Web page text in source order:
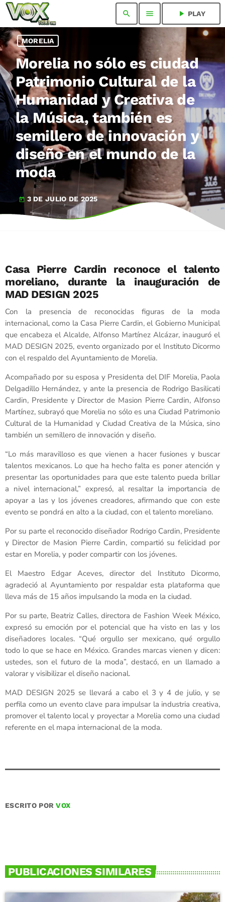
search menu play_arrow PLAY
MORELIA
Morelia no sólo es ciudad
Patrimonio Cultural de la
Humanidad y Creativa de
la Música, también es
semillero de innovación y
diseño en el mundo de la
moda
today 3 DE JULIO DE 2025
Casa Pierre Cardin reconoce el talento
moreliano, durante la inauguración de
MAD DESIGN 2025
Con la presencia de reconocidas figuras de la moda
internacional, como la Casa Pierre Cardin, el Gobierno Municipal
que encabeza el Alcalde, Alfonso Martínez Alcázar, inauguró el
MAD DESIGN 2025, evento organizado por el Instituto Dicormo
con el respaldo del Ayuntamiento de Morelia.
Acompañado por su esposa y Presidenta del DIF Morelia, Paola
Delgadillo Hernández, y ante la presencia de Rodrigo Basilicati
Cardin, Presidente y Director de Masion Pierre Cardin, Alfonso
Martínez, subrayó que Morelia no sólo es una Ciudad Patrimonio
Cultural de la Humanidad y Ciudad Creativa de la Música, sino
también un semillero de innovación y diseño.
“Lo más maravilloso es que vienen a hacer fusiones y buscar
talentos mexicanos. Lo que ha hecho falta es poner atención y
presentar las oportunidades para que este talento pueda brillar
a nivel internacional,” expresó, al resaltar la importancia de
apoyar a las y los jóvenes creadores, afirmando que con este
evento se pondrá en alto a la ciudad, con el talento moreliano.
Por su parte el reconocido diseñador Rodrigo Cardin, Presidente
y Director de Masion Pierre Cardin, compartió su felicidad por
estar en Morelia, y poder compartir con los jóvenes.
El Maestro Edgar Aceves, director del Instituto Dicormo,
agradeció al Ayuntamiento por respaldar esta plataforma que
lleva más de 15 años impulsando la moda en la ciudad.
Por su parte, Beatriz Calles, directora de Fashion Week México,
expresó su emoción por el potencial que ha visto en las y los
diseñadores locales. “Qué orgullo ser mexicano, qué orgullo
todo lo que se hace en México. Grandes marcas vienen y dicen:
ustedes, son el futuro de la moda”, destacó, en un llamado a
valorar y visibilizar el diseño nacional.
MAD DESIGN 2025 se llevará a cabo el 3 y 4 de julio, y se
perfila como un evento clave para impulsar la industria creativa,
promover el talento local y proyectar a Morelia como una ciudad
referente en el mapa internacional de la moda.
ESCRITO PORVOX
PUBLICACIONES SIMILARES